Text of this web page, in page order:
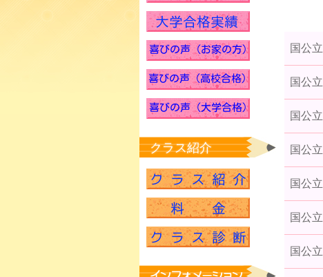
国公立
国公立
国公立
国公立
国公立
国公立
国公立
クラス紹介